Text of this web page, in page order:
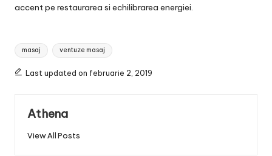
accent pe restaurarea si echilibrarea energiei.
Tags:
masaj ventuze masaj
Last updated on februarie 2, 2019
Athena
View All Posts